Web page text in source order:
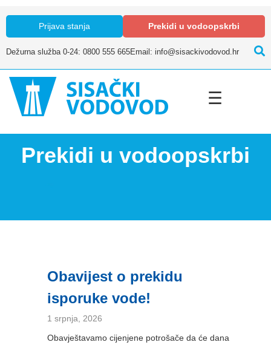
Prijava stanja Prekidi u vodoopskrbi
Dežurna služba 0-24: 0800 555 665Email: info@sisackivodovod.hr
☰
Prekidi u vodoopskrbi
Obavijest o prekidu
isporuke vode!
1 srpnja, 2026
Obavještavamo cijenjene potrošače da će dana